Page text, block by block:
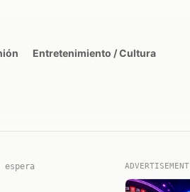
Entretenimiento / Cultura
ADVERTISEMENT